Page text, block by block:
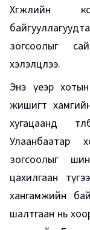
Хөгжлийн
зогсоолыг
хэлэлцлээ.
Энэ үеэр
жишигт
хугацаанд
Улаанбаатар
зогсоолыг
цахилгаан
хангамжийн
шалтгаан нь